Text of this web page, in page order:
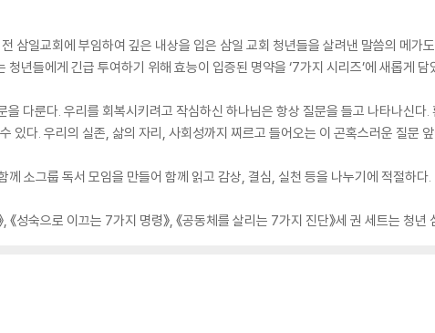
삼일교회에 부임하여 깊은 내상을 입은 삼일 교회 청년들을 살려낸 말씀의 메가
청년들에게 긴급 투여하기 위해 효능이 입증된 명약을 ‘7가지 시리즈’에 새롭게 담
을 다룬다. 우리를 회복시키려고 작심하신 하나님은 항상 질문을 들고 나타나신
있다. 우리의 실존, 삶의 자리, 사회성까지 찌르고 들어오는 이 곤혹스러운 질문
께 소그룹 독서 모임을 만들어 함께 읽고 감상, 결심, 실천 등을 나누기에 적절하다.
, 《성숙으로 이끄는 7가지 명령》, 《공동체를 살리는 7가지 진단》세 권 세트는 청